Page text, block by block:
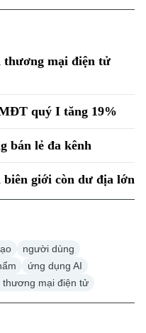
thương mại điện tử
quý I tăng 19%
bán lẻ đa kênh
giới còn dư địa lớn
người dùng
ứng dụng AI
thương mại điện tử